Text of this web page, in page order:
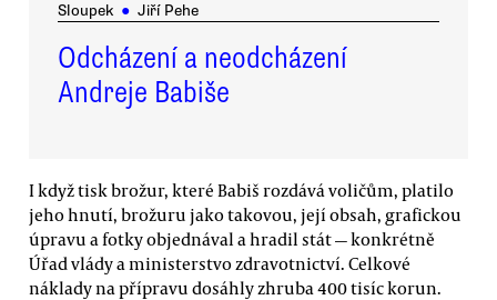
Sloupek ● Jiří Pehe
Odcházení a neodcházení
Andreje Babiše
I když tisk brožur, které Babiš rozdává voličům, platilo
jeho hnutí, brožuru jako takovou, její obsah, grafickou
úpravu a fotky objednával a hradil stát — konkrétně
Úřad vlády a ministerstvo zdravotnictví. Celkové
náklady na přípravu dosáhly zhruba 400 tisíc korun.